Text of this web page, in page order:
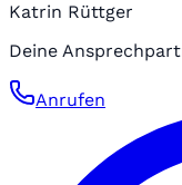
Katrin Rüttger
Deine
Anrufen